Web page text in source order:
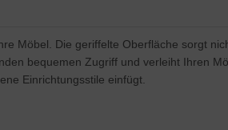
Möbel. Die geriffelte Oberfläche sorgt
bequemen Zugriff und verleiht Ihren
Einrichtungsstile einfügt.